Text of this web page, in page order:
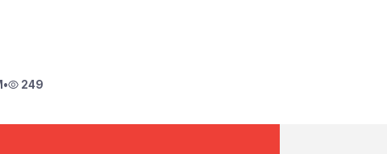
• 249